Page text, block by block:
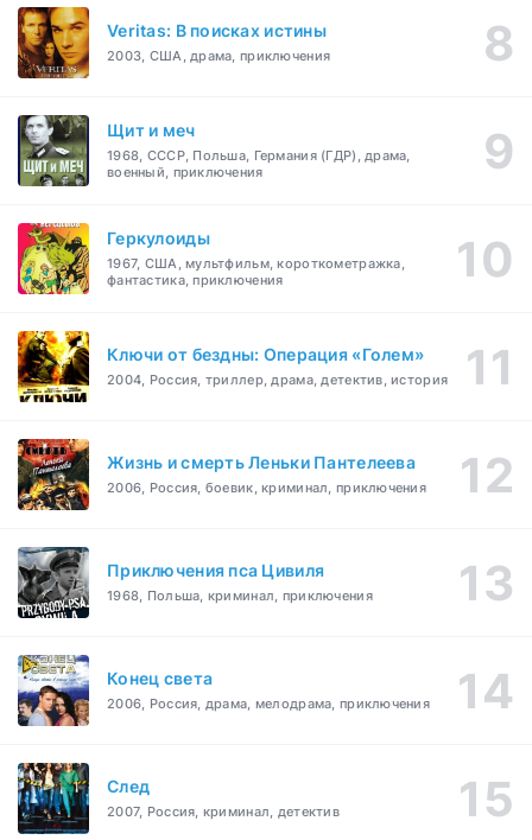
Veritas: В поисках истины
2003, США, драма, приключения
Щит и меч
1968, СССР, Польша, Германия (ГДР), драма,
военный, приключения
Геркулоиды
1967, США, мультфильм, короткометражка,
фантастика, приключения
Ключи от бездны: Операция «Голем»
2004, Россия, триллер, драма, детектив, история
Жизнь и смерть Леньки Пантелеева
2006, Россия, боевик, криминал, приключения
Приключения пса Цивиля
1968, Польша, криминал, приключения
Конец света
2006, Россия, драма, мелодрама, приключения
След
2007, Россия, криминал, детектив